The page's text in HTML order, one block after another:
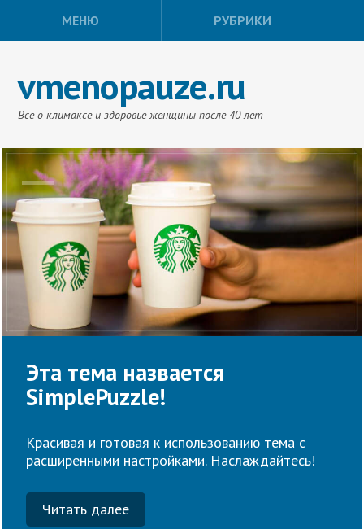
МЕНЮ РУБРИКИ
vmenopauze.ru
Все о климаксе и здоровье женщины после 40 лет
Эта тема назвается
SimplePuzzle!
Красивая и готовая к использованию тема с
расширенными настройками. Наслаждайтесь!
Читать далее